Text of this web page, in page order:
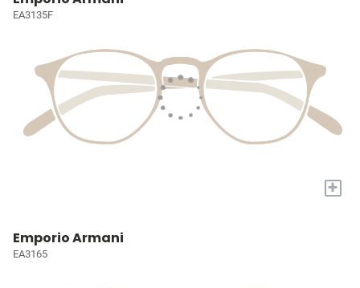
EA3135F
+
Emporio Armani
EA3165